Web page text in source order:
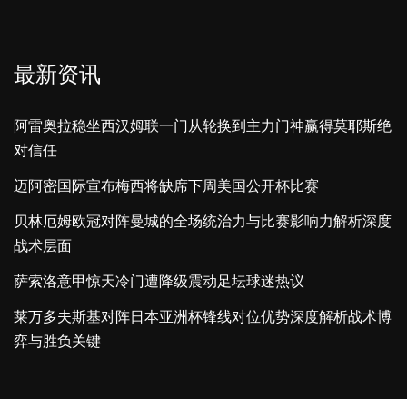
最新资讯
阿雷奥拉稳坐西汉姆联一门从轮换到主力门神赢得莫耶斯绝
对信任
迈阿密国际宣布梅西将缺席下周美国公开杯比赛
贝林厄姆欧冠对阵曼城的全场统治力与比赛影响力解析深度
战术层面
萨索洛意甲惊天冷门遭降级震动足坛球迷热议
莱万多夫斯基对阵日本亚洲杯锋线对位优势深度解析战术博
弈与胜负关键